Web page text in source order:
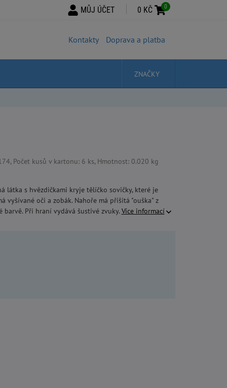
Kontakty Doprava a platba
ZNAČKY
Počet kusů v kartonu: 6 ks, Hmotnost: 0.020 kg
látka s hvězdičkami kryje tělíčko sovičky, které je
oči a zobák. Nahoře má přišitá "ouška" z
barvě. Při hraní vydává šustivé zvuky. Více informací
0 KČ 0
MŮJ ÚČET